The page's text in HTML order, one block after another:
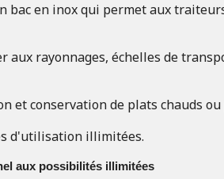
bac en inox qui permet aux
aux rayonnages, échelles de
et conservation de plats chauds
d'utilisation illimitées.
aux possibilités illimitées